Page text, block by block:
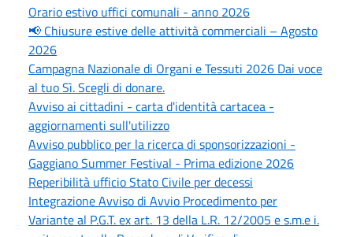
Orario estivo uffici comunali - anno 2026
📢 Chiusure estive delle attività commerciali – Agosto
2026
Campagna Nazionale di Organi e Tessuti 2026 Dai voce
al tuo Sì. Scegli di donare.
Avviso ai cittadini - carta d'identità cartacea -
aggiornamenti sull'utilizzo
Avviso pubblico per la ricerca di sponsorizzazioni -
Gaggiano Summer Festival - Prima edizione 2026
Reperibilità ufficio Stato Civile per decessi
Integrazione Avviso di Avvio Procedimento per
Variante al P.G.T. ex art. 13 della L.R. 12/2005 e s.m.e i.